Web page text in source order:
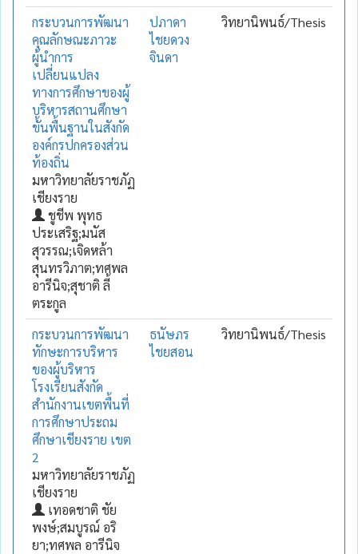
กระบวนการพัฒนา
คุณลักษณะภาวะ
ผู้นำการ
เปลี่ยนแปลง
ทางการศึกษาของผู้
บริหารสถานศึกษา
ขั้นพื้นฐานในสังกัด
องค์กรปกครองส่วน
ท้องถิ่น
มหาวิทยาลัยราชภัฏ
เชียงราย
ชูชีพ พุทธ
ประเสริฐ;มนัส
สุวรรณ;เจิดหล้า
สุนทรวิภาต;ทศพล
อารีนิจ;สุชาติ ลี้
ตระกูล
ปภาดา
ไชยดวง
จินดา
วิทยานิพนธ์/Thesis
กระบวนการพัฒนา
ทักษะการบริหาร
ของผู้บริหาร
โรงเรียนสังกัด
สำนักงานเขตพื้นที่
การศึกษาประถม
ศึกษาเชียงราย เขต
2
มหาวิทยาลัยราชภัฏ
เชียงราย
เทอดชาติ ชัย
พงษ์;สมบูรณ์ อริ
ยา;ทศพล อารีนิจ
ธนัษภร
ไชยสอน
วิทยานิพนธ์/Thesis